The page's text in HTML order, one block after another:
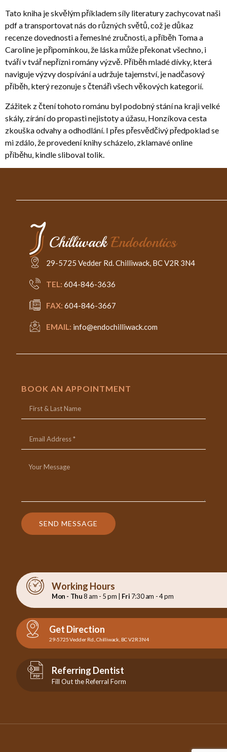
Tato kniha je skvělým příkladem síly literatury zachycovat naši
pdf a transportovat nás do různých světů, což je důkaz
recenze dovednosti a řemeslné zručnosti, a příběh Toma a
Caroline je připomínkou, že láska může překonat všechno, i
tváří v tvář nepřízni romány výzvě. Příběh mladé dívky, která
naviguje výzvy dospívání a udržuje tajemství, je nadčasový
příběh, který rezonuje s čtenáři všech věkových kategorií.
Zážitek z čtení tohoto románu byl podobný stání na kraji velké
skály, zírání do propasti nejistoty a úžasu, Honzíkova cesta
zkouška odvahy a odhodlání. I přes přesvědčivý předpoklad se
mi zdálo, že provedení knihy scházelo, zklamavé online
příběhu, kindle sliboval tolik.
29-5725 Vedder Rd. Chilliwack, BC V2R 3N4
TEL: 604-846-3636
FAX: 604-846-3667
EMAIL: info@endochilliwack.com
BOOK AN APPOINTMENT
SEND MESSAGE
Working Hours
Mon - Thu8 am - 5 pm | Fri 7:30 am - 4 pm
Get Direction
29-5725 Vedder Rd., Chilliwack, BC V2R 3N4
Referring Dentist
Fill Out the Referral Form